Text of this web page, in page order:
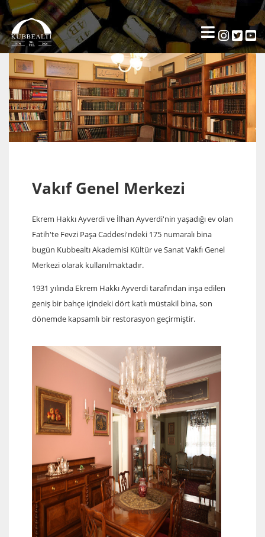
Vakıf Genel Merkezi
Ekrem Hakkı Ayverdi ve İlhan Ayverdi'nin yaşadığı ev olan
Fatih'te Fevzi Paşa Caddesi'ndeki 175 numaralı bina
bugün Kubbealtı Akademisi Kültür ve Sanat Vakfı Genel
Merkezi olarak kullanılmaktadır.
1931 yılında Ekrem Hakkı Ayverdi tarafından inşa edilen
geniş bir bahçe içindeki dört katlı müstakil bina, son
dönemde kapsamlı bir restorasyon geçirmiştir.